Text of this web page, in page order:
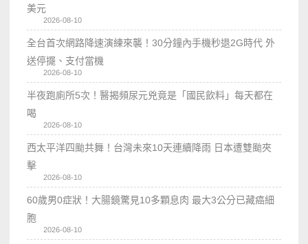
美元
2026-08-10
全台首次網路降速演練來襲！30分鐘內手機秒退2G時代 外
送停擺、支付當機
2026-08-10
半夜跑廁所5次！醫揭頻尿元兇竟是「國民飲料」每天都在
喝
2026-08-10
西太平洋四颱共舞！台灣未來10天連續降雨 日本遭雙颱夾
擊
2026-08-10
60歲男0症狀！大腸鏡驚見10多顆息肉 最大3公分已藏癌細
胞
2026-08-10